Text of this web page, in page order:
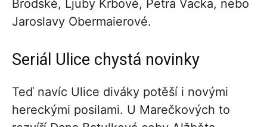
Brodské, Ljuby Krbové, Petra Vacka, nebo
Jaroslavy Obermaierové.
Seriál Ulice chystá novinky
Teď navíc Ulice diváky potěší i novými
hereckými posilami. U Marečkových to